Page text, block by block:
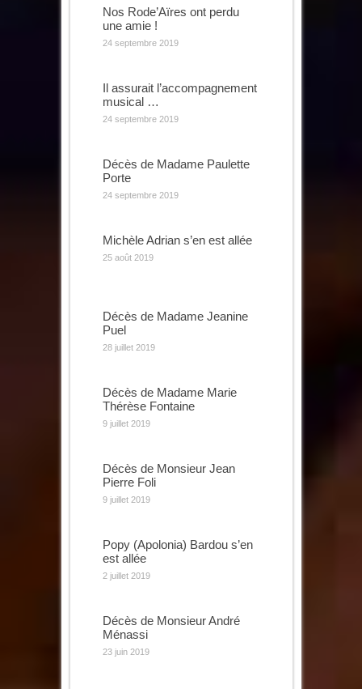
Nos Rode’Aïres ont perdu
une amie !
24 septembre 2019
Il assurait l’accompagnement
musical …
24 septembre 2019
Décès de Madame Paulette
Porte
24 septembre 2019
Michèle Adrian s’en est allée
25 août 2019
Décès de Madame Jeanine
Puel
28 juillet 2019
Décès de Madame Marie
Thérèse Fontaine
9 juillet 2019
Décès de Monsieur Jean
Pierre Foli
9 juillet 2019
Popy (Apolonia) Bardou s’en
est allée
2 juillet 2019
Décès de Monsieur André
Ménassi
23 juin 2019